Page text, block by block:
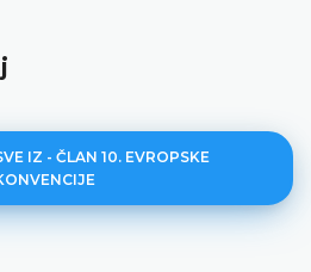
IZ - ČLAN 10. EVROPSKE